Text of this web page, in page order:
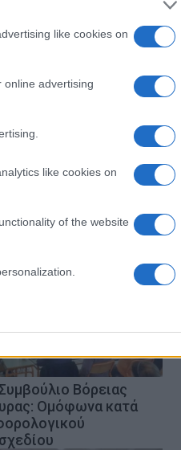
like cookies on
online advertising
like cookies on
of the website
including
Βόρειας
Ομόφωνα κατά